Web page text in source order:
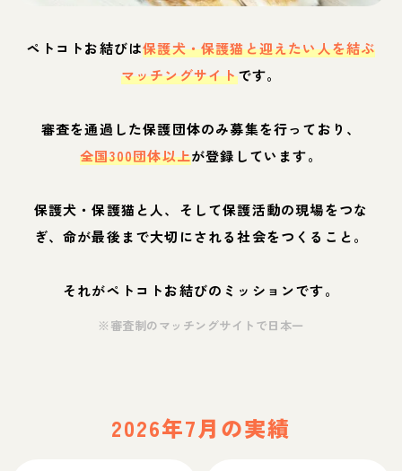
ペトコトお結びは保護犬・保護猫と迎えたい人を結ぶ
マッチングサイトです。
審査を通過した保護団体のみ募集を行っており、
全国300団体以上が登録しています。
保護犬・保護猫と人、そして保護活動の現場をつな
ぎ、命が最後まで大切にされる社会をつくること。
それがペトコトお結びのミッションです。
※審査制のマッチングサイトで日本一
2026年7月の実績